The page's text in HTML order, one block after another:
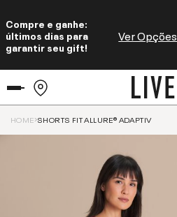
Compre e ganhe:
últimos dias para
garantir seu gift!
Ver Opções
HOME SHORTS FIT ALLURE® ADAPTIV